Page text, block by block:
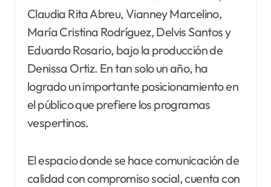
Claudia Rita Abreu, Vianney Marcelino,
María Cristina Rodríguez, Delvis Santos y
Eduardo Rosario, bajo la producción de
Denissa Ortiz. En tan solo un año, ha
logrado un importante posicionamiento en
el público que prefiere los programas
vespertinos.
El espacio donde se hace comunicación de
calidad con compromiso social, cuenta con